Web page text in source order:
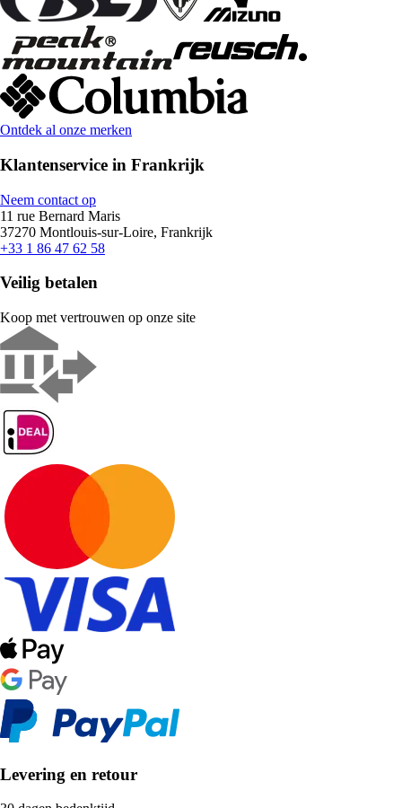
Ontdek al onze merken
Klantenservice in Frankrijk
Neem contact op
11 rue Bernard Maris
37270 Montlouis-sur-Loire, Frankrijk
+33 1 86 47 62 58
Veilig betalen
Koop met vertrouwen op onze site
Levering en retour